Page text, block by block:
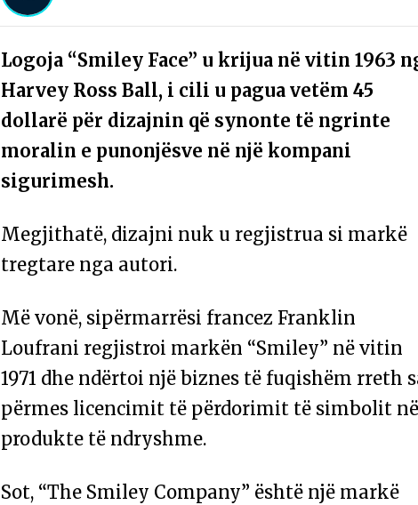
Logoja “Smiley Face” u krijua në vitin 1963
Harvey Ross Ball, i cili u pagua vetëm 45
dollarë për dizajnin që synonte të ngrinte
moralin e punonjësve në një kompani
sigurimesh.
Megjithatë, dizajni nuk u regjistrua si markë
tregtare nga autori.
Më vonë, sipërmarrësi francez Franklin
Loufrani regjistroi markën “Smiley” në vitin
1971 dhe ndërtoi një biznes të fuqishëm rreth
përmes licencimit të përdorimit të simbolit
produkte të ndryshme.
Sot, “The Smiley Company” është një markë